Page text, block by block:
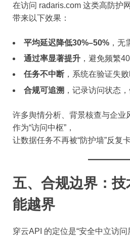
在访问 radaris.com 这类高防护
带来以下效果：
平均延迟降低30%–50% ，无
通过率显著提升 ，避免频繁
任务不中断 ，系统在验证失
合规可追溯 ，记录访问状态
许多舆情分析、背景核查与企业
作为“访问中枢”，
让数据任务不再被“防护墙”反复卡
五、合规边界：
能越界
穿云API 的定位是“安全中立访问